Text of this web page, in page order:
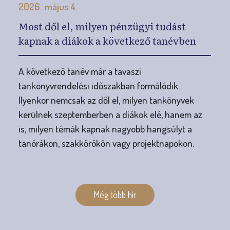
2026. május 4.
Most dől el, milyen pénzügyi tudást
kapnak a diákok a következő tanévben
A következő tanév már a tavaszi
tankönyvrendelési időszakban formálódik.
Ilyenkor nemcsak az dől el, milyen tankönyvek
kerülnek szeptemberben a diákok elé, hanem az
is, milyen témák kapnak nagyobb hangsúlyt a
tanórákon, szakkörökön vagy projektnapokon.
Még több hír